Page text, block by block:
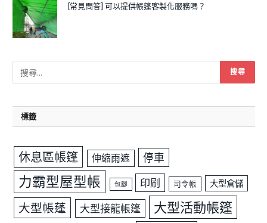
[常見問答] 可以提供帳篷客製化服務嗎？
標籤
休息區帳篷 伸縮雨遮 停車
力霸型屋型帳 包腳 印刷 司令帳 大型倉儲
大型帳蓬 大型接龍帳篷 大型活動帳篷